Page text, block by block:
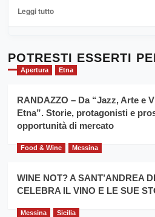
Sicilia
l’
evento
per
la
filiera
del
duro
siciliano
Leggi tuttoLeggi
Cronoscalata
Giarre
Montesalice
per
il
secondo
consecutivo
Caruso
POTRESTI ESSERTI
Apertura Etna
RANDAZZO – Da “Jazz, Arte e
Etna”. Storie, protagonisti e
opportunità di mercato
Food & Wine Messina
WINE NOT? A SANT’ANDREA
CELEBRA IL VINO E LE SUE
Messina Sicilia